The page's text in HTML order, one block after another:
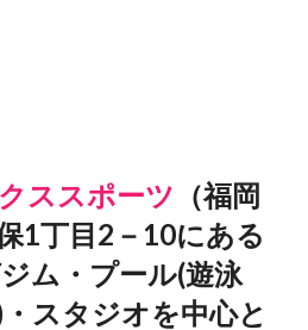
ススポーツ （福岡
1丁目2－10にある
ム・プール(遊泳
スタジオを中心と